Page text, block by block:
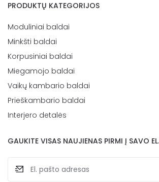
PRODUKTŲ KATEGORIJOS
Moduliniai baldai
Minkšti baldai
Korpusiniai baldai
Miegamojo baldai
Vaikų kambario baldai
Prieškambario baldai
Interjero detalės
GAUKITE VISAS NAUJIENAS PIRMI Į SAVO